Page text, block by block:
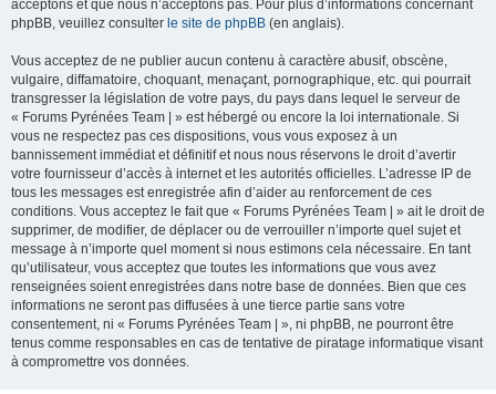
acceptons et que nous n’acceptons pas. Pour plus d’informations concernant
phpBB, veuillez consulter le site de phpBB (en anglais).
Vous acceptez de ne publier aucun contenu à caractère abusif, obscène,
vulgaire, diffamatoire, choquant, menaçant, pornographique, etc. qui pourrait
transgresser la législation de votre pays, du pays dans lequel le serveur de
« Forums Pyrénées Team | » est hébergé ou encore la loi internationale. Si
vous ne respectez pas ces dispositions, vous vous exposez à un
bannissement immédiat et définitif et nous nous réservons le droit d’avertir
votre fournisseur d’accès à internet et les autorités officielles. L’adresse IP de
tous les messages est enregistrée afin d’aider au renforcement de ces
conditions. Vous acceptez le fait que « Forums Pyrénées Team | » ait le droit de
supprimer, de modifier, de déplacer ou de verrouiller n’importe quel sujet et
message à n’importe quel moment si nous estimons cela nécessaire. En tant
qu’utilisateur, vous acceptez que toutes les informations que vous avez
renseignées soient enregistrées dans notre base de données. Bien que ces
informations ne seront pas diffusées à une tierce partie sans votre
consentement, ni « Forums Pyrénées Team | », ni phpBB, ne pourront être
tenus comme responsables en cas de tentative de piratage informatique visant
à compromettre vos données.